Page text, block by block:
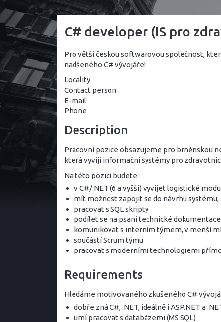
C# developer (IS pro
Pro větší českou softwarovou společnost,
nadšeného C# vývojáře!
Locality
Contact person
E-mail
Phone
Description
Pracovní pozice obsazujeme pro brněnskou
která vyvíjí informační systémy pro
Na této pozici budete:
v C#/.NET (6 a vyšší) vyvíjet logistické
mít možnost zapojit se do návrhu
pracovat s SQL skripty
podílet se na psaní technické dokumentace
komunikovat s interním týmem, v menší
součástí Scrum týmu
pracovat s moderními technologiemi
Requirements
Hledáme motivovaného zkušeného C#
dobře zná C#, .NET, ideálně i ASP.NET a
umí pracovat s databázemi (MS SQL)